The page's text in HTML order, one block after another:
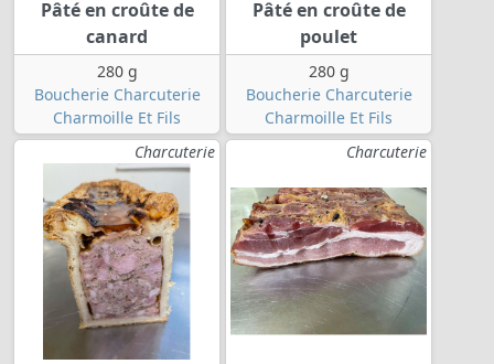
Pâté en croûte de
canard
280 g
Boucherie Charcuterie
Charmoille Et Fils
Pâté en croûte de
poulet
280 g
Boucherie Charcuterie
Charmoille Et Fils
Charcuterie
Charcuterie